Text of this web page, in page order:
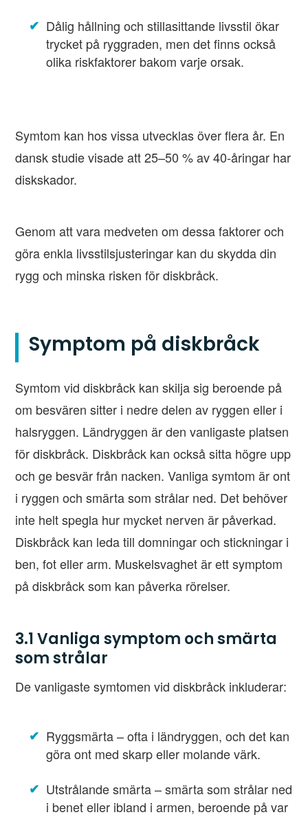
Dålig hållning och stillasittande livsstil ökar
trycket på ryggraden, men det finns också
olika riskfaktorer bakom varje orsak.
Symtom kan hos vissa utvecklas över flera år. En
dansk studie visade att 25–50 % av 40-åringar har
diskskador.
Genom att vara medveten om dessa faktorer och
göra enkla livsstilsjusteringar kan du skydda din
rygg och minska risken för diskbråck.
Symptom på diskbråck
Symtom vid diskbråck kan skilja sig beroende på
om besvären sitter i nedre delen av ryggen eller i
halsryggen. Ländryggen är den vanligaste platsen
för diskbråck. Diskbråck kan också sitta högre upp
och ge besvär från nacken. Vanliga symtom är ont
i ryggen och smärta som strålar ned. Det behöver
inte helt spegla hur mycket nerven är påverkad.
Diskbråck kan leda till domningar och stickningar i
ben, fot eller arm. Muskelsvaghet är ett symptom
på diskbråck som kan påverka rörelser.
3.1 Vanliga symptom och smärta
som strålar
De vanligaste symtomen vid diskbråck inkluderar:
Ryggsmärta – ofta i ländryggen, och det kan
göra ont med skarp eller molande värk.
Utstrålande smärta – smärta som strålar ned
i benet eller ibland i armen, beroende på var